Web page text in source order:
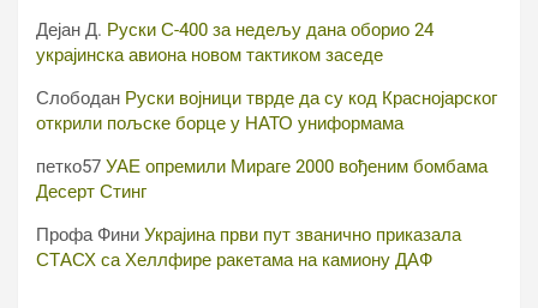
Дејан Д. Руски С-400 за недељу дана оборио 24
украјинска авиона новом тактиком заседе
Слободан Руски војници тврде да су код Краснојарског
открили пољске борце у НАТО униформама
петко57 УАЕ опремили Мираге 2000 вођеним бомбама
Десерт Стинг
Профа Фини Украјина први пут званично приказала
СТАСХ са Хеллфире ракетама на камиону ДАФ